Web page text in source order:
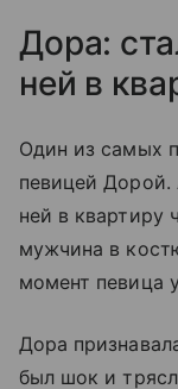
Дора:
ней в
Один из самых
певицей Дорой.
ней в квартиру
мужчина в
момент певица
Дора
был шок и